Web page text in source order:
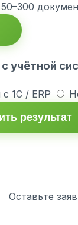
50–300
учётной
1С / ERP
результат
Оставьте